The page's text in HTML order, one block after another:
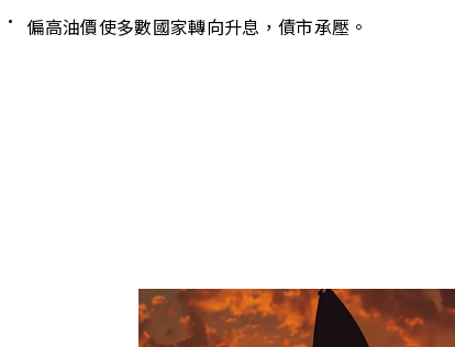
偏高油價使多數國家轉向升息，債市承壓。